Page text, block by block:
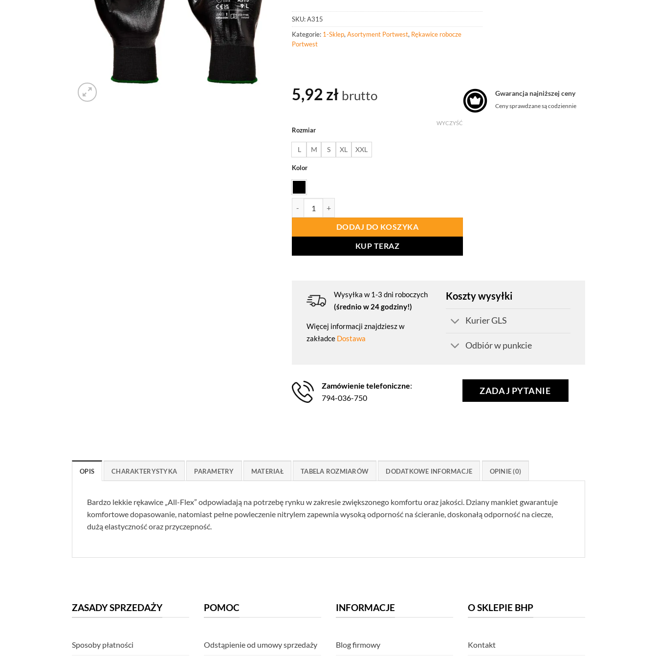
SKU:A315
Kategorie: 1-Sklep, Asortyment Portwest, Rękawice robocze
Portwest
5,92 zł brutto
Rozmiar
L M S XL XXL
Kolor
WYCZYŚĆ
DODAJ DO KOSZYKA
KUP TERAZ
Gwarancja najniższej ceny
Ceny sprawdzane są codziennie
Wysyłka w 1-3 dni roboczych
(średnio w 24 godziny!)
Więcej informacji znajdziesz w
zakładce Dostawa
Koszty wysyłki
Kurier GLS
Odbiór w punkcie
Zamówienie telefoniczne:
794-036-750
ZADAJ PYTANIE
OPIS CHARAKTERYSTYKA PARAMETRY MATERIAŁ TABELA ROZMIARÓW DODATKOWE INFORMACJE OPINIE (0)
Bardzo lekkie rękawice „All-Flex” odpowiadają na potrzebę rynku w zakresie zwiększonego komfortu oraz jakości. Dziany mankiet gwarantuje
komfortowe dopasowanie, natomiast pełne powleczenie nitrylem zapewnia wysoką odporność na ścieranie, doskonałą odporność na ciecze,
dużą elastyczność oraz przyczepność.
ZASADY SPRZEDAŻY
Sposoby płatności
POMOC
Odstąpienie od umowy sprzedaży
INFORMACJE
Blog firmowy
O SKLEPIE BHP
Kontakt